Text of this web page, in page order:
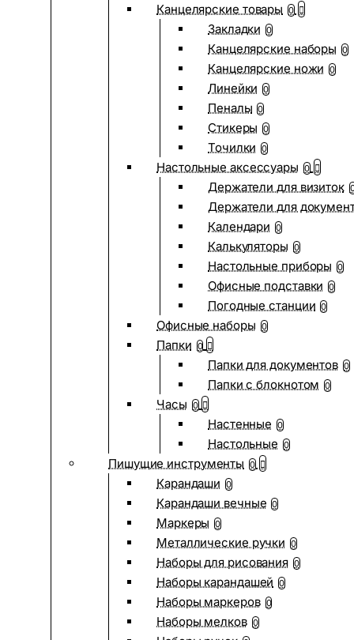
Канцелярские товары 0
Закладки 0
Канцелярские наборы 0
Канцелярские ножи 0
Линейки 0
Пеналы 0
Стикеры 0
Точилки 0
Настольные аксессуары 0
Держатели для визиток
Держатели для
Календари 0
Калькуляторы 0
Настольные приборы 0
Офисные подставки 0
Погодные станции 0
Офисные наборы 0
Папки 0
Папки для документов 0
Папки с блокнотом 0
Часы 0
Настенные 0
Настольные 0
Пишущие инструменты 0
Карандаши 0
Карандаши вечные 0
Маркеры 0
Металлические ручки 0
Наборы для рисования 0
Наборы карандашей 0
Наборы маркеров 0
Наборы мелков 0